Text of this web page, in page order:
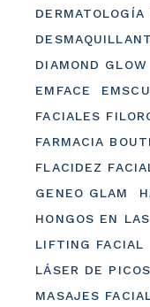
DIAMOND GLOW
EMFACE
FACIALES
FARMACIA
FLACIDEZ
GENEO GLAM
HONGOS EN
LIFTING FACIAL
LÁSER DE
MASAJES